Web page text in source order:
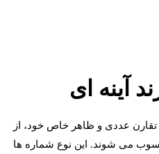
آینه ای
تقارن عددی و ظاهر خاص خود، از
ترین شماره های ۰۹۱۲ محسوب می شوند. این نوع شماره ها